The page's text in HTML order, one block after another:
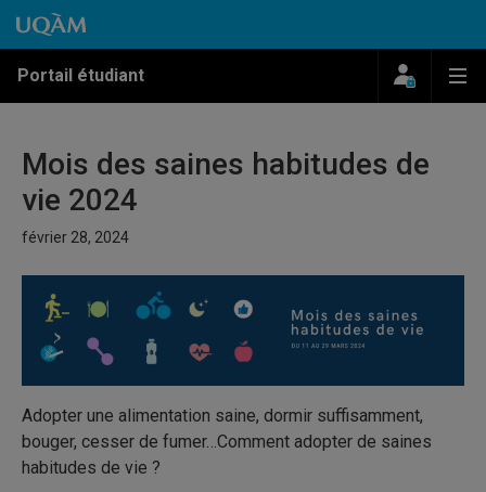
Passer au contenu
Accéder au menu principal
Accéder à la recherche
Passer au contenu
Accéder au menu principal
Portail étudiant Menu
Mois des saines habitudes de
vie 2024
février 28, 2024
Adopter une alimentation saine, dormir suffisamment,
bouger, cesser de fumer…Comment adopter de saines
habitudes de vie ?